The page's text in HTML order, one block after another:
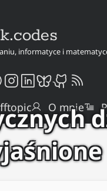
informatyce i
O mnie